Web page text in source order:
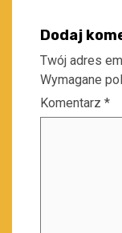
Dodaj
Twój adres
Wymagane
Komentarz *